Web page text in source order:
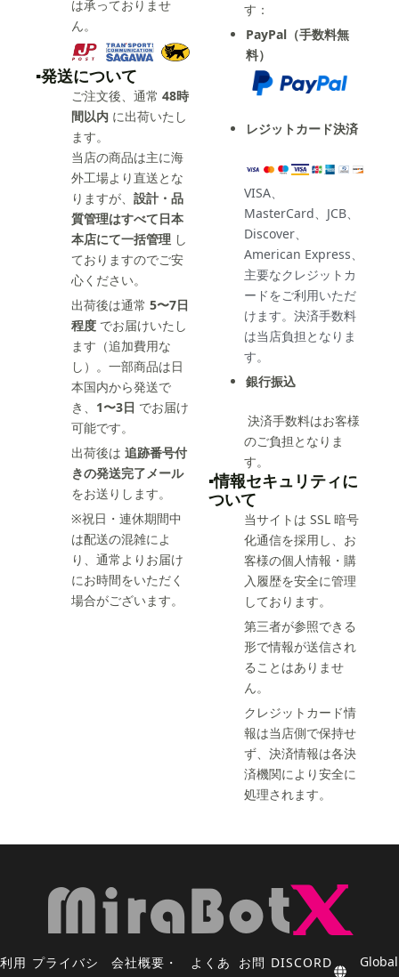
は承っておりませ
ん。
▪️発送について
ご注文後、通常 48時
間以内 に出荷いたし
ます。
当店の商品は主に海
外工場より直送とな
りますが、 設計・品
質管理はすべて日本
本店にて一括管理 し
ておりますのでご安
心ください。
出荷後は通常 5〜7日
程度 でお届けいたし
ます（追加費用な
し）。一部商品は日
本国内から発送で
き、 1〜3日 でお届け
可能です。
出荷後は 追跡番号付
きの発送完了メール
をお送りします。
※祝日・連休期間中
は配送の混雑によ
り、通常よりお届け
にお時間をいただく
場合がございます。
す：
PayPal（手数料無
料）
レジットカード決済
VISA、
MasterCard、JCB、
Discover、
American Express、
主要なクレジットカ
ードをご利用いただ
けます。決済手数料
は当店負担となりま
す。
銀行振込
決済手数料はお客様
のご負担となりま
す。
▪️情報セキュリティに
ついて
当サイトは SSL 暗号
化通信を採用し、お
客様の個人情報・購
入履歴を安全に管理
しております。
第三者が参照できる
形で情報が送信され
ることはありませ
ん。
クレジットカード情
報は当店側で保持せ
ず、決済情報は各決
済機関により安全に
処理されます。
利用 プライバシ
会社概要・
よくあ
お問 DISCORD
Global